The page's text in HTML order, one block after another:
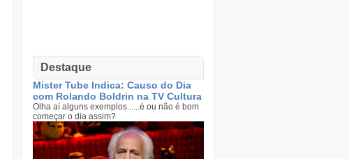
Destaque
Mister Tube Indica: Causo do Dia
com Rolando Boldrin na TV Cultura
Olha aí alguns exemplos......é ou não é bom
começar o dia assim?